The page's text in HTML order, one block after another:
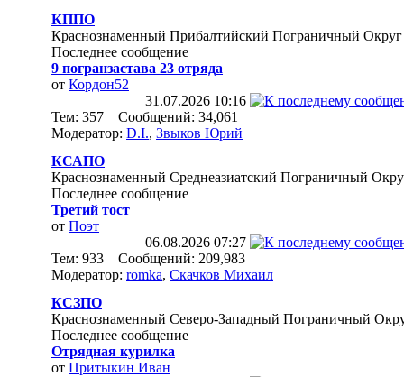
КППО
Краснознаменный Прибалтийский Пограничный Округ
Последнее сообщение
9 погранзастава 23 отряда
от Кордон52
31.07.2026 10:16
Тем: 357 Сообщений: 34,061
Модератор: D.I., Звыков Юрий
КСАПО
Краснознаменный Среднеазиатский Пограничный
Последнее сообщение
Третий тост
от Поэт
06.08.2026 07:27
Тем: 933 Сообщений: 209,983
Модератор: romka, Скачков Михаил
КСЗПО
Краснознаменный Северо-Западный Пограничный
Последнее сообщение
Отрядная курилка
от Притыкин Иван